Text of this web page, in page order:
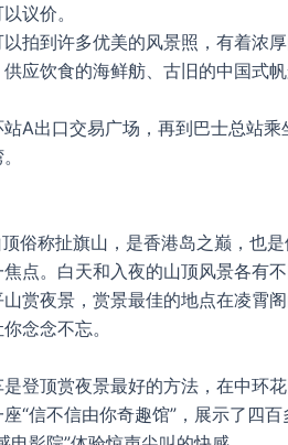
议价。
拍到许多优美的风景照，有着浓
应饮食的海鲜舫、古旧的中国式
A出口交易广场，再到巴士总站
俗称扯旗山，是香港岛之巅，也
点。白天和入夜的山顶风景各有
赏夜景，赏景最佳的地点在凌霄
念念不忘。
登顶赏夜景最好的方法，在中环
“信不信由你奇趣馆”，展示了四